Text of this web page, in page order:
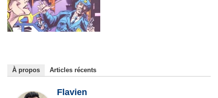
À propos Articles récents
Flavien